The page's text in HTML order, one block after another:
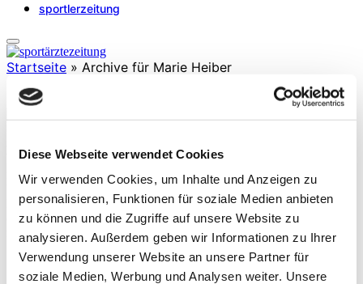
Diese Webseite verwendet Cookies
Wir verwenden Cookies, um Inhalte und Anzeigen zu
personalisieren, Funktionen für soziale Medien anbieten
zu können und die Zugriffe auf unsere Website zu
analysieren. Außerdem geben wir Informationen zu Ihrer
Verwendung unserer Website an unsere Partner für
soziale Medien, Werbung und Analysen weiter. Unsere
sportlerzeitung
Startseite » Archive für Marie Heiber
Marie Heiber
ist Sportwissenschaftlerin (M.Sc.) und wiss. Mitarbeiterin an der
Professur für Sportbiologie der TU München. Ihr
Forschungsinteresse gilt vor allem den Anpassungen der Muskulatur
durch Kraft- und Ausdauertraining und der Sarkopenie. Sie ist
zudem als Athletiktrainerin tätig.